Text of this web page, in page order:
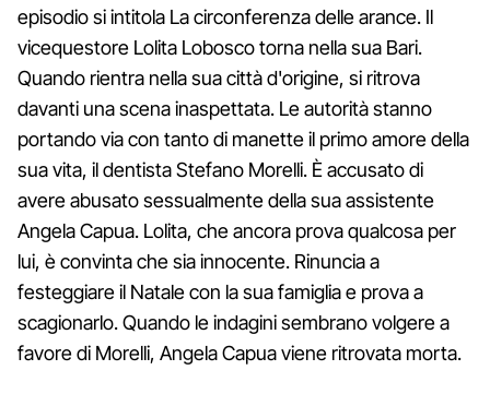
episodio si intitola La circonferenza delle arance. Il
vicequestore Lolita Lobosco torna nella sua Bari.
Quando rientra nella sua città d'origine, si ritrova
davanti una scena inaspettata. Le autorità stanno
portando via con tanto di manette il primo amore della
sua vita, il dentista Stefano Morelli. È accusato di
avere abusato sessualmente della sua assistente
Angela Capua. Lolita, che ancora prova qualcosa per
lui, è convinta che sia innocente. Rinuncia a
festeggiare il Natale con la sua famiglia e prova a
scagionarlo. Quando le indagini sembrano volgere a
favore di Morelli, Angela Capua viene ritrovata morta.